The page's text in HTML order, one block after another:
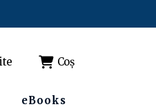
Coș
eBooks